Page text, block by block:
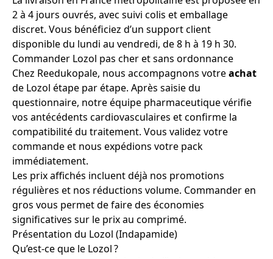
2 à 4 jours ouvrés, avec suivi colis et emballage
discret. Vous bénéficiez d’un support client
disponible du lundi au vendredi, de 8 h à 19 h 30.
Commander Lozol pas cher et sans ordonnance
Chez Reedukopale, nous accompagnons votreachat
de Lozol étape par étape. Après saisie du
questionnaire, notre équipe pharmaceutique vérifie
vos antécédents cardiovasculaires et confirme la
compatibilité du traitement. Vous validez votre
commande et nous expédions votre pack
immédiatement.
Les prix affichés incluent déjà nos promotions
régulières et nos réductions volume. Commander en
gros vous permet de faire des économies
significatives sur le prix au comprimé.
Présentation du Lozol (Indapamide)
Qu’est-ce que le Lozol ?